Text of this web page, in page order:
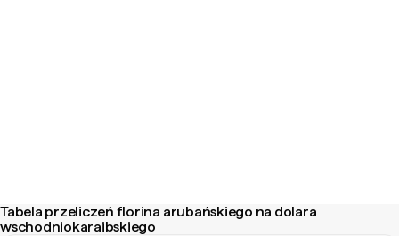
Tabela przeliczeń florina arubańskiego na dolara
wschodniokaraibskiego